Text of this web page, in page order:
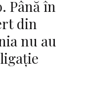
Până în
din
nu au